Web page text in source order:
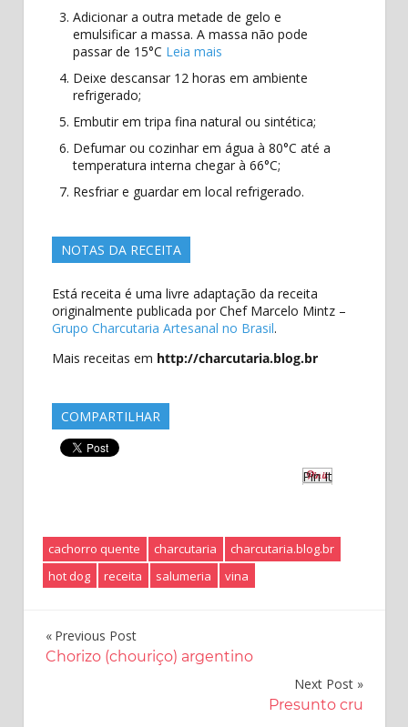
Adicionar a outra metade de gelo e
emulsificar a massa. A massa não pode
passar de 15°C Leia mais
Deixe descansar 12 horas em ambiente
refrigerado;
Embutir em tripa fina natural ou sintética;
Defumar ou cozinhar em água à 80°C até a
temperatura interna chegar à 66°C;
Resfriar e guardar em local refrigerado.
NOTAS DA RECEITA
Está receita é uma livre adaptação da receita
originalmente publicada por Chef Marcelo Mintz –
Grupo Charcutaria Artesanal no Brasil.
Mais receitas em http://charcutaria.blog.br
COMPARTILHAR
Pin It
cachorro quente charcutaria
charcutaria.blog.br
hot dog
receita salumeria vina
Navegação
Previous Post
Chorizo (chouriço) argentino
Next Post
Presunto cru